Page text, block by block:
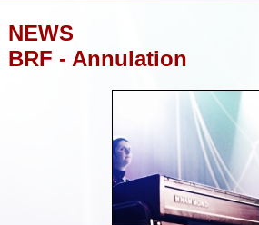
NEWS
BRF - Annulation